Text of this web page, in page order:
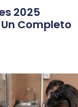
2025
Completo